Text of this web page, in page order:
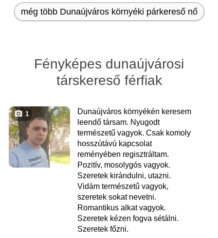
még több Dunaújváros környéki párkereső nő
Fényképes dunaújvárosi
társkereső férfiak
1
Dunaújváros környékén keresem
leendő társam. Nyugodt
természetű vagyok. Csak komoly
hosszútávú kapcsolat
reményében regisztráltam.
Pozitív, mosolygós vagyok.
Szeretek kirándulni, utazni.
Vidám természetű vagyok,
szeretek sokat nevetni.
Romantikus alkat vagyok.
Szeretek kézen fogva sétálni.
Szeretek főzni.